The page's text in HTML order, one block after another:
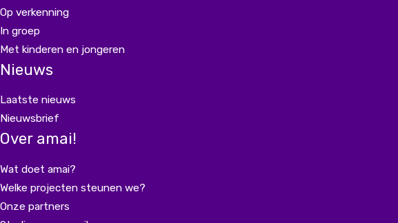
Op verkenning
In groep
Met kinderen en jongeren
Nieuws
Laatste nieuws
Nieuwsbrief
Over amai!
Wat doet amai?
Welke projecten steunen we?
Onze partners